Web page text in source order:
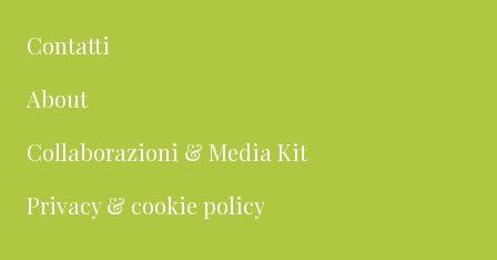
Contatti
About
Collaborazioni & Media Kit
Privacy & cookie policy